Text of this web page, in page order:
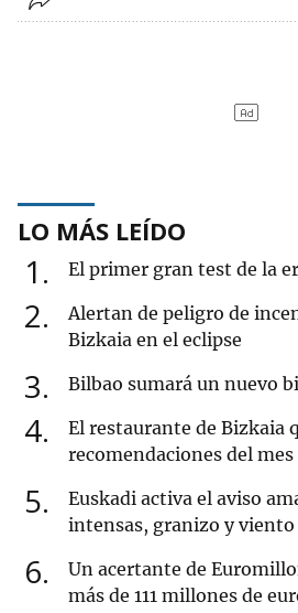
LO MÁS LEÍDO
1 El primer gran test de la
2
Alertan de peligro de
Bizkaia en el eclipse
3 Bilbao sumará un nuevo
4
El restaurante de Bizkaia
recomendaciones del
5
Euskadi activa el aviso
intensas, granizo y
6
Un acertante de
más de 111 millones de